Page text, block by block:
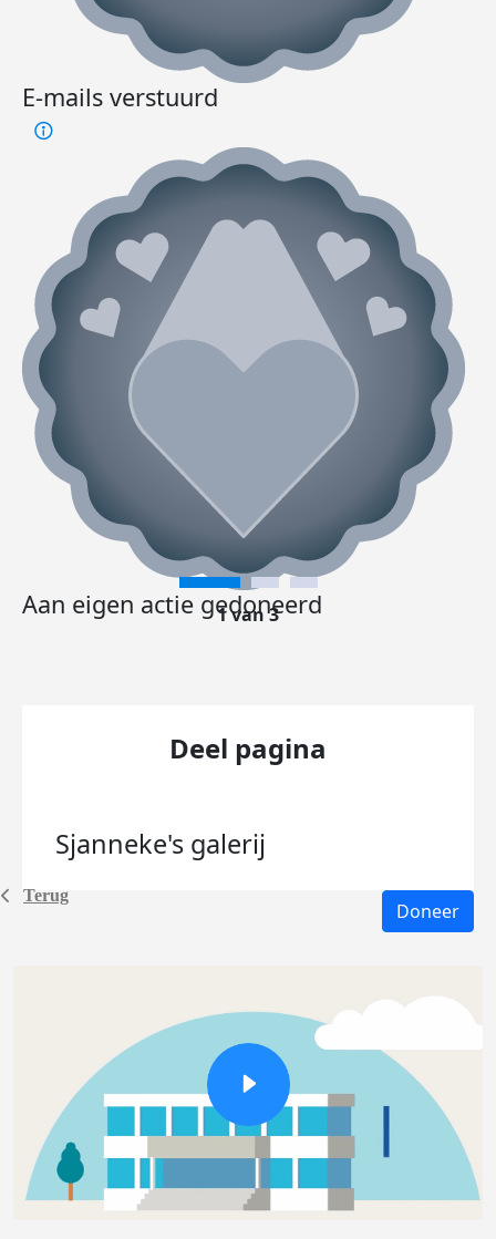
Terug
E-mails verstuurd
Aan eigen actie gedoneerd
1 van 3
Deel pagina
Sjanneke's galerij
Doneer